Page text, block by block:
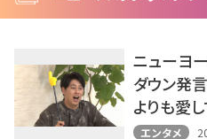
ニューヨ
ダウン発
よりも愛し
エンタメ